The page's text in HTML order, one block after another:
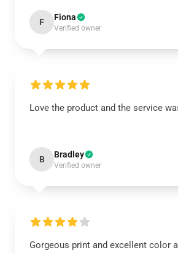
F Fiona
Verified owner
Love the product and the service
B Bradley
Verified owner
Gorgeous print and excellent color